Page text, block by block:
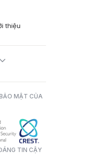
thiệu
MẬT CỦA
TIN CẬY